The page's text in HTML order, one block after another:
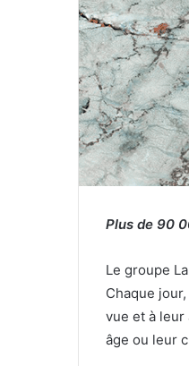
Plus de 90
Le groupe
Chaque
vue et à
âge ou leur